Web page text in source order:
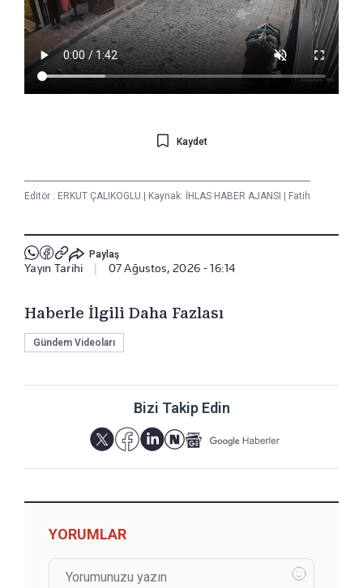
Kaydet
Editör : ERKUT ÇALIKOGLU Kaynak: İHLAS HABER AJANSI Fatih
Paylaş
Yayın Tarihi 07 Ağustos, 2026 - 16:14
Haberle İlgili Daha Fazlası
Gündem Videoları
Bizi Takip Edin
YORUMLAR